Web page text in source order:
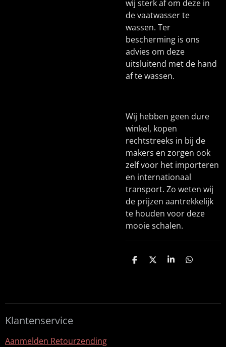
wij sterk af om deze in
de vaatwasser te
wassen. Ter
bescherming is ons
advies om deze
uitsluitend met de hand
af te wassen.
Wij hebben geen dure
winkel, kopen
rechtstreeks in bij de
makers en zorgen ook
zelf voor het importeren
en internationaal
transport. Zo weten wij
de prijzen aantrekkelijk
te houden voor deze
mooie schalen.
D
D
S
D
Klantenservice
Aanmelden Retourzending